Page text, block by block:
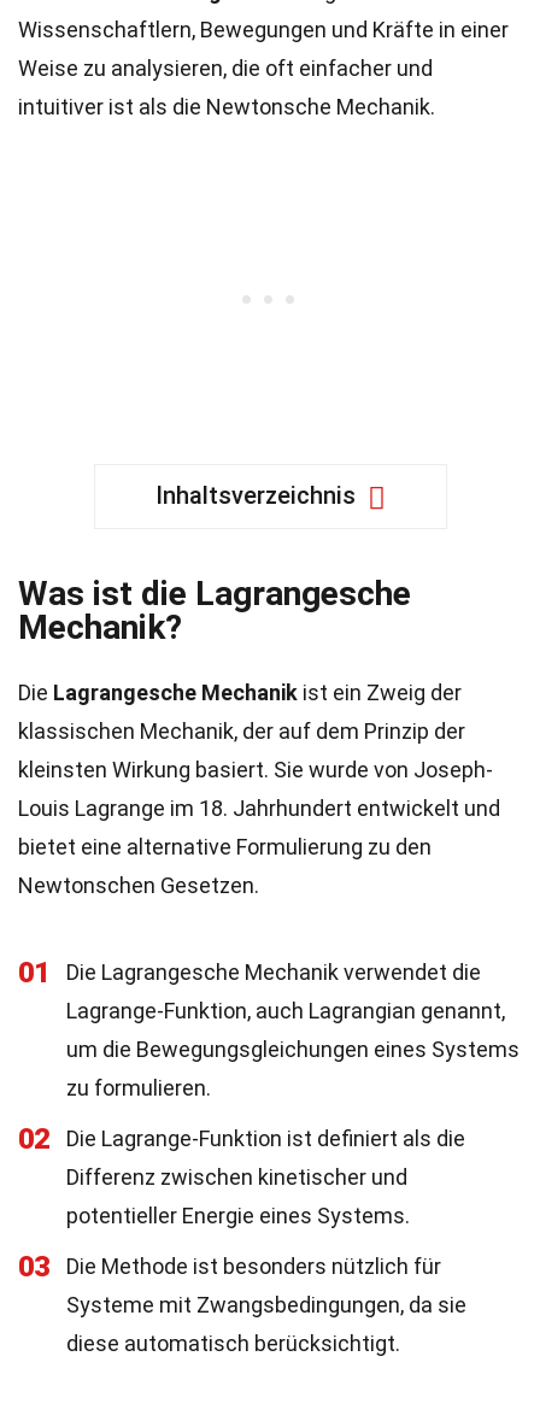
Wissenschaftlern, Bewegungen und Kräfte in einer
Weise zu analysieren, die oft einfacher und
intuitiver ist als die Newtonsche Mechanik.
Inhaltsverzeichnis
Was ist die Lagrangesche
Mechanik?
Die Lagrangesche Mechanik ist ein Zweig der
klassischen Mechanik, der auf dem Prinzip der
kleinsten Wirkung basiert. Sie wurde von Joseph-
Louis Lagrange im 18. Jahrhundert entwickelt und
bietet eine alternative Formulierung zu den
Newtonschen Gesetzen.
01
Die Lagrangesche Mechanik verwendet die
Lagrange-Funktion, auch Lagrangian genannt,
um die Bewegungsgleichungen eines Systems
zu formulieren.
02
Die Lagrange-Funktion ist definiert als die
Differenz zwischen kinetischer und
potentieller Energie eines Systems.
03
Die Methode ist besonders nützlich für
Systeme mit Zwangsbedingungen, da sie
diese automatisch berücksichtigt.